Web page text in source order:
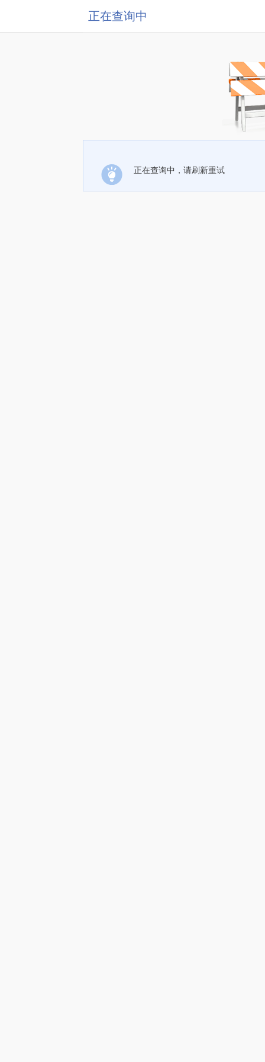
正在查询中
正在查询中，请刷新重试